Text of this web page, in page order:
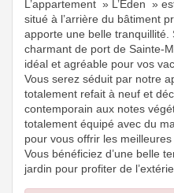
L’appartement » L’Eden »
situé à l’arrière du bâtiment
apporte une belle tranquillité.
charmant de port de Sainte-
idéal et agréable pour vos
Vous serez séduit par notre
totalement refait à neuf et
contemporain aux notes
totalement équipé avec du
pour vous offrir les
Vous bénéficiez d’une belle
jardin pour profiter de